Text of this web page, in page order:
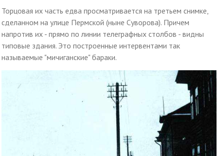
Торцовая их часть едва просматривается на третьем снимке,
сделанном на улице Пермской (ныне Суворова). Причем
напротив их - прямо по линии телеграфных столбов - видны
типовые здания. Это построенные интервентами так
называемые "мичиганские" бараки.